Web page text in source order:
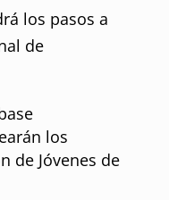
los pasos a
de
los
de Jóvenes de